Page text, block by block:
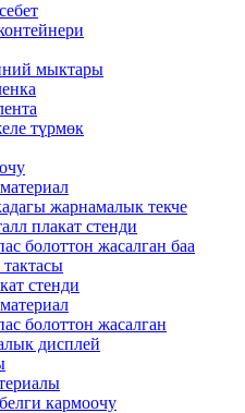
мыктары
түрмөк
жарнамалык текче
плакат стенди
болоттон жасалган баа
стенди
болоттон жасалган
дисплей
кармоочу